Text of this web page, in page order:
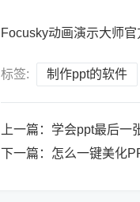
Focusky动画演示大师官
标签: 制作ppt的软件
上一篇： 学会ppt最后一
下一篇： 怎么一键美化